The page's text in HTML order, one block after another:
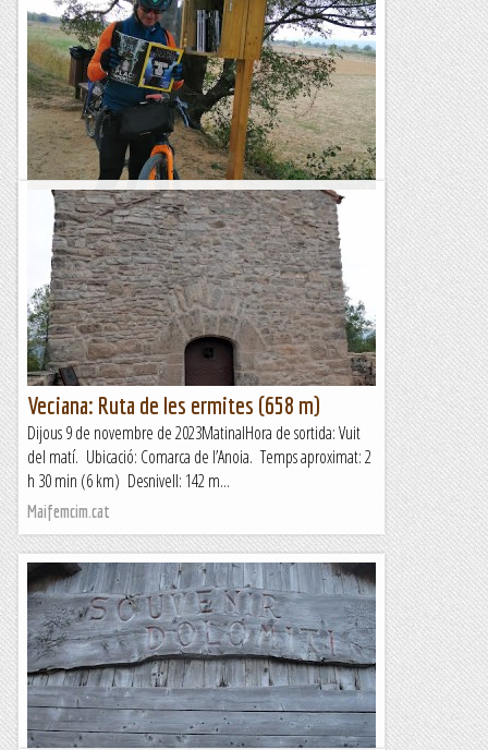
NO HO VEIG CLAR! (nueva ruta en Ordesa)
Domingo 6 octubre 2019, 18h20' Pronto oscurecerá. Estamos
colgados a 250 mts del suelo en medio del espolón del
Gallinero, de una reunión confortable entre Pangea y...
Ganxets
Sils - Fornells de la Selva - Sils. Ruta Gravel.
https://www.wikiloc.com/gravel-bike-trails/sils-fornells-de-
la-selva-sils-152848248Aquest matí anirem cap a la comarca
de la Selva per fer una circular, que ens dura a...
Aire de Muntanyes
Veciana: Ruta de les ermites (658 m)
Dijous 9 de novembre de 2023MatinalHora de sortida: Vuit
del matí. Ubicació: Comarca de l’Anoia. Temps aproximat: 2
h 30 min (6 km) Desnivell: 142 m...
Maifemcim.cat